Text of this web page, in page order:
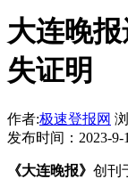
大连晚
失证明
作者:极速登报网
发布时间：2023-9-
《大连晚报》 创刊